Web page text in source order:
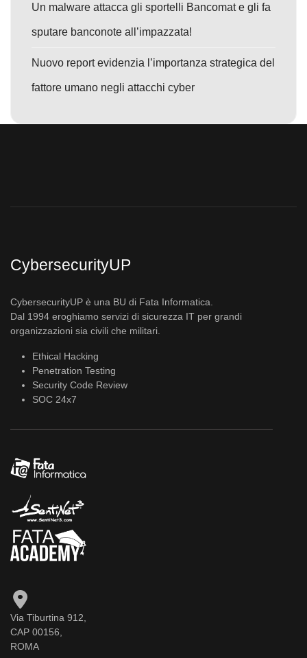
Un malware attacca gli sportelli Bancomat e gli fa
sputare banconote all’impazzata!
Nuovo report evidenzia l’importanza strategica del
fattore umano negli attacchi cyber
CybersecurityUP
CybersecurityUP è una BU di Fata Informatica.
Dal 1994 eroghiamo servizi di sicurezza IT per grandi
organizzazioni sia civili che militari.
Ethical Hacking
Penetration Testing
Security Code Review
SOC 24x7
Via Tiburtina 912,
CAP 00156,
ROMA